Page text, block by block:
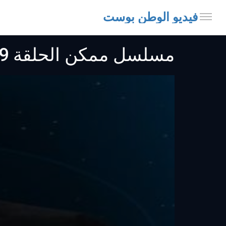
فيديو الوطن بوست
مسلسل ممكن الحلقة 9 عرب سيد HD